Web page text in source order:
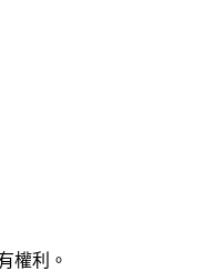
權利。